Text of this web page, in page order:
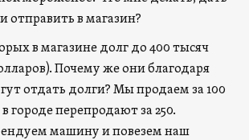
отправить в магазин?
в магазине долг до 400 тысяч
Почему же они благодаря
отдать долги? Мы продаем за 100
городе перепродают за 250.
машину и повезем наш